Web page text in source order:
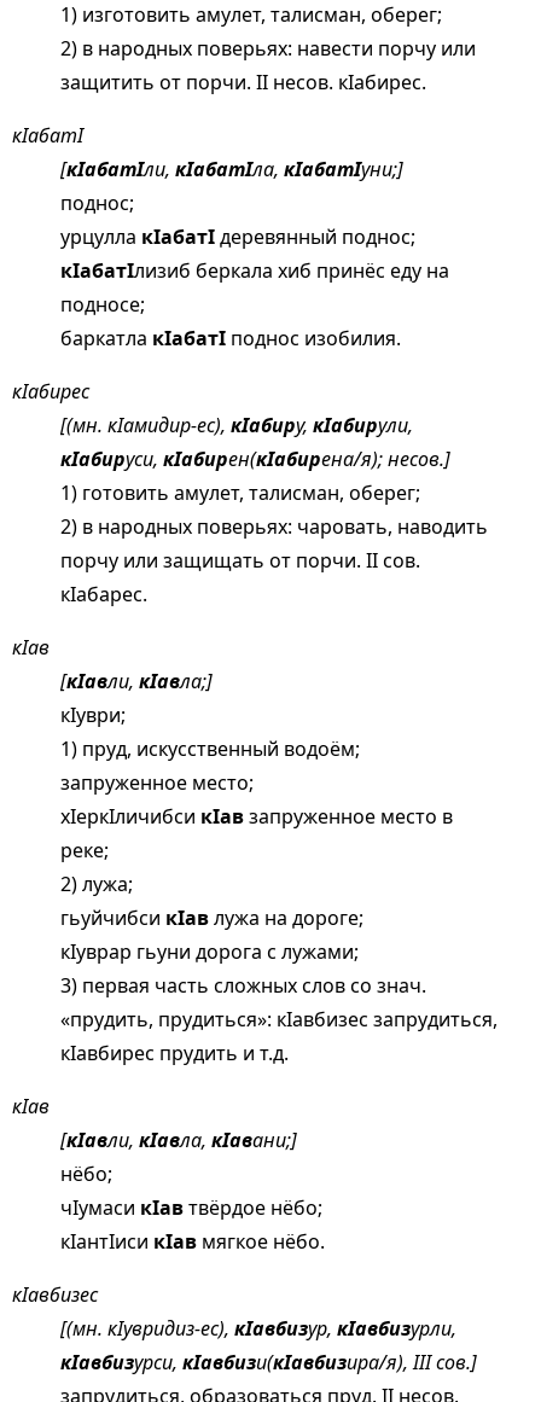
1) изготовить амулет, талисман, оберег;
2) в народных поверьях: навести порчу или
защитить от порчи. II несов. кIабирес.
кIабатI
[кIабатIли, кIабатIла, кIабатIуни;]
поднос;
урцулла кIабатIдеревянный поднос;
кIабатIлизиб беркала хиб принёс еду на
подносе;
баркатла кIабатI поднос изобилия.
кIабирес
[(мн. кIамидир-ес), кIабиру, кIабирули,
кIабируси, кIабирен(кIабирена/я); несов.]
1) готовить амулет, талисман, оберег;
2) в народных поверьях: чаровать, наводить
порчу или защищать от порчи. II сов.
кIабарес.
кIав
[кIавли, кIавла;]
кIуври;
1) пруд, искусственный водоём;
запруженное место;
хIеркIличибси кIавзапруженное место в
реке;
2) лужа;
гьуйчибси кIавлужа на дороге;
кIуврар гьуни дорога с лужами;
3) первая часть сложных слов со знач.
«прудить, прудиться»: кIавбизес запрудиться,
кIавбирес прудить и т.д.
кIав
[кIавли, кIавла, кIавани;]
нёбо;
чIумаси кIавтвёрдое нёбо;
кIантIиси кIав мягкое нёбо.
кIавбизес
[(мн. кIувридиз-ес), кIавбизур, кIавбизурли,
кIавбизурси, кIавбизи(кIавбизира/я), III сов.]
запрудиться, образоваться пруд. II несов.